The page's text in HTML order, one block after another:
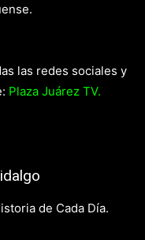
las redes sociales y
Plaza Juárez TV.
de Cada Día.